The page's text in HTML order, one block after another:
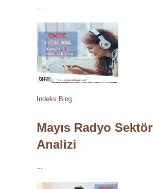
Indeks Blog
Mayıs Radyo Sektör
Analizi